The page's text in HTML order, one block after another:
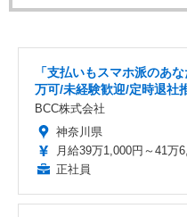
「支払いもスマホ派のあ
万可/未経験歓迎/定時退社
BCC株式会社
神奈川県
月給39万1,000円～41万
正社員